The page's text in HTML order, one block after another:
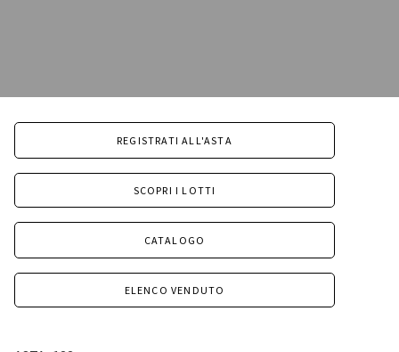
REGISTRATI ALL'ASTA
SCOPRI I LOTTI
CATALOGO
ELENCO VENDUTO